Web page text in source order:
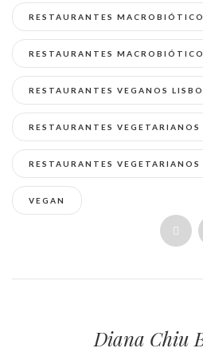
RESTAURANTES
RESTAURANTES
RESTAURANTES VEGANOS
RESTAURANTES VEGETARIANOS
RESTAURANTES
VEGAN
Diana Chiu